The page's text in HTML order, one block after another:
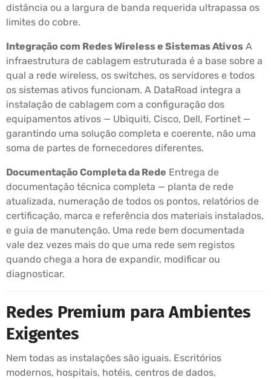
distância ou a largura de banda requerida ultrapassa os
limites do cobre.
Integração com Redes Wireless e Sistemas Ativos A
infraestrutura de cablagem estruturada é a base sobre a
qual a rede wireless, os switches, os servidores e todos
os sistemas ativos funcionam. A DataRoad integra a
instalação de cablagem com a configuração dos
equipamentos ativos — Ubiquiti, Cisco, Dell, Fortinet —
garantindo uma solução completa e coerente, não uma
soma de partes de fornecedores diferentes.
Documentação Completa da Rede Entrega de
documentação técnica completa — planta de rede
atualizada, numeração de todos os pontos, relatórios de
certificação, marca e referência dos materiais instalados,
e guia de manutenção. Uma rede bem documentada
vale dez vezes mais do que uma rede sem registos
quando chega a hora de expandir, modificar ou
diagnosticar.
Redes Premium para Ambientes
Exigentes
Nem todas as instalações são iguais. Escritórios
modernos, hospitais, hotéis, centros de dados,